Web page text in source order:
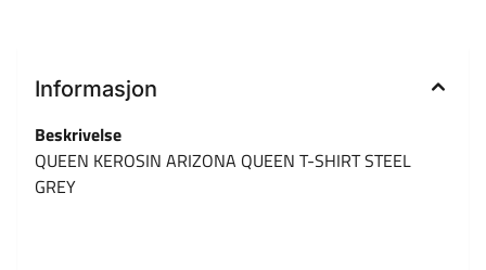
Informasjon
Beskrivelse
QUEEN KEROSIN ARIZONA QUEEN T-SHIRT STEEL
GREY